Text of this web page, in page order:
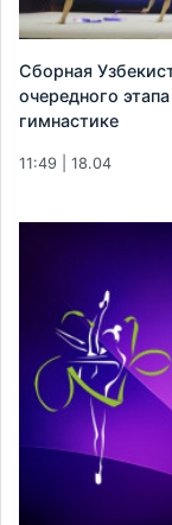
Сборная
очередного
гимнастике
11:49 | 18.04